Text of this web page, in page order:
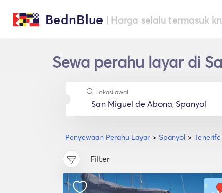
BednBlue | Harga selalu termasuk
Sewa perahu layar di
Penyewaan Perahu Layar Spanyol Tenerife
Lokasi awal
Filter